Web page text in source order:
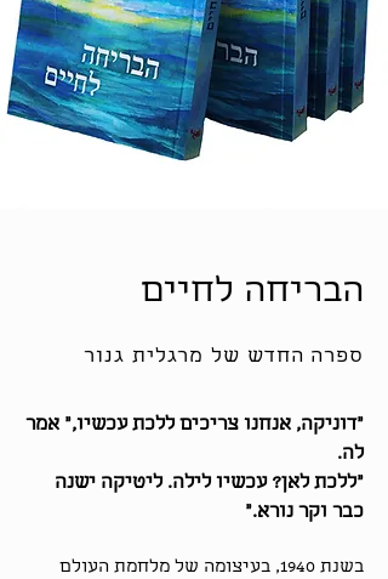
הבריחה לחיים
ספרה החדש של מרגלית גנור
"דוניקה, אנחנו צריכים ללכת עכשיו," אמר
לה.
"ללכת לאן? עכשיו לילה. ליטיקה ישנה
כבר וקר נורא."
בשנת 1940, בעיצומה של מלחמת העולם